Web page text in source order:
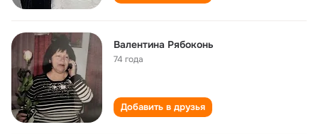
Валентина Рябоконь
74 года
Добавить в друзья